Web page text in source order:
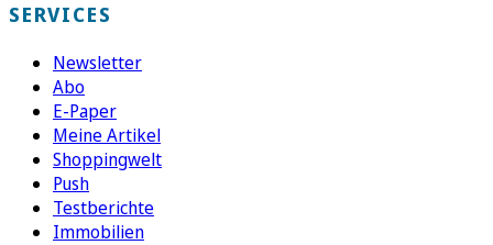
SERVICES
Newsletter
Abo
E-Paper
Meine Artikel
Shoppingwelt
Push
Testberichte
Immobilien